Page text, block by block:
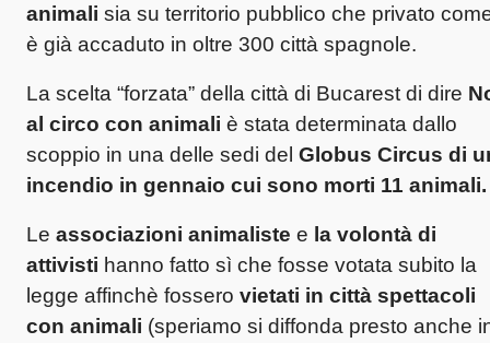
animali sia su territorio pubblico che privato
è già accaduto in oltre 300 città spagnole.
La scelta “forzata” della città di Bucarest di dire
al circo con animali è stata determinata dallo
scoppio in una delle sedi del Globus Circus di
incendio in gennaio cui sono morti 11 animali.
Le associazioni animaliste e la volontà di
attivisti hanno fatto sì che fosse votata subito la
legge affinchè fossero vietati in città spettacoli
con animali (speriamo si diffonda presto anche